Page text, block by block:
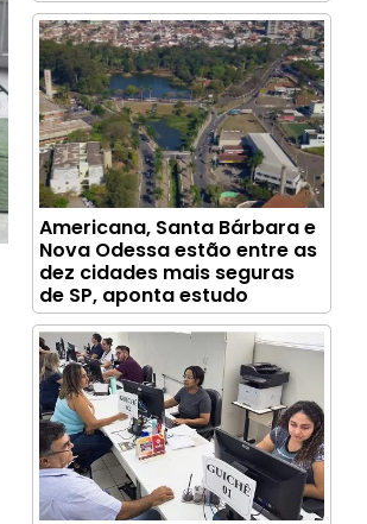
Americana, Santa Bárbara e
Nova Odessa estão entre as
dez cidades mais seguras
de SP, aponta estudo